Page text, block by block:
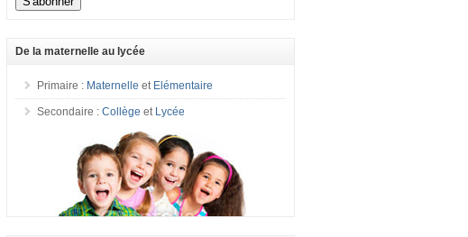
De la maternelle au lycée
Primaire : Maternelle et Elémentaire
Secondaire :Collège et Lycée